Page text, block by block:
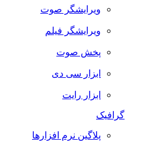
ویرایشگر صوت
ویرایشگر فیلم
پخش صوت
ابزار سی دی
ابزار رایت
گرافیک
پلاگین نرم افزارها